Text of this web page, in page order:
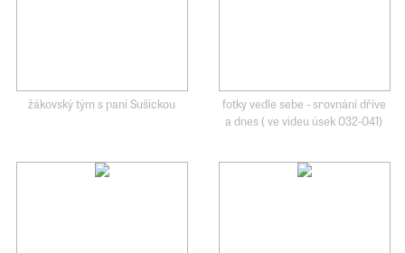
žákovský tým s paní Sušickou
fotky vedle sebe - srovnání dříve
a dnes ( ve videu úsek 032-041)